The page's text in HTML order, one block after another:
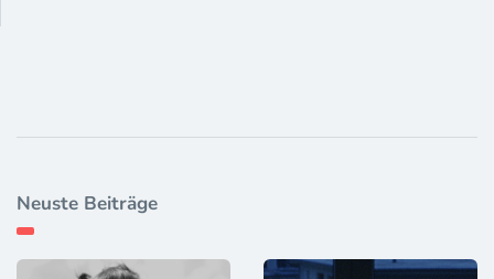
Neuste Beiträge